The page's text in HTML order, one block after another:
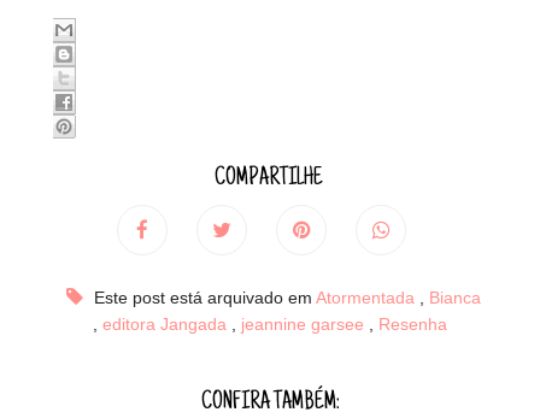
COMPARTILHE
Este post está arquivado em Atormentada
Bianca
editora Jangada jeannine garsee Resenha
CONFIRA TAMBÉM: